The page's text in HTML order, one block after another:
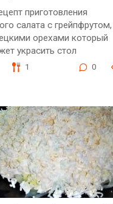
приготовления
салата с грейпфрутом,
орехами который
украсить стол
1 0